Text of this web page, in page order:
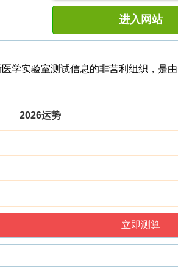
进入网站
学实验室测试信息的非营利组织，是
2026运势